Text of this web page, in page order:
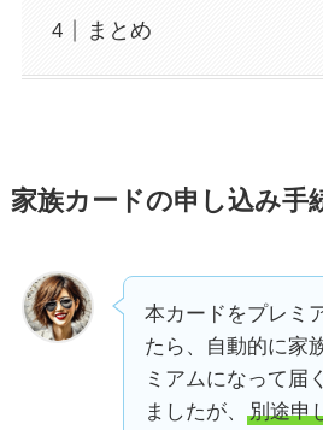
まとめ
家族カードの申し込み手
本カードをプレミ
たら、自動的に家
ミアムになって届
ましたが、
別途申